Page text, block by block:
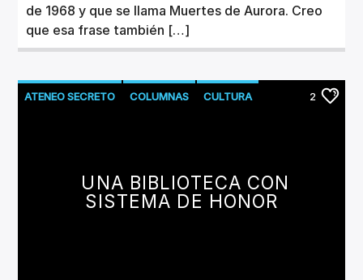
de 1968 y que se llama Muertes de Aurora. Creo
que esa frase también […]
ATENEO SECRETO COLUMNAS CULTURA 2
UNA BIBLIOTECA CON
SISTEMA DE HONOR